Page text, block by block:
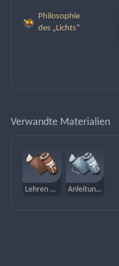
Philosophie
des „Lichts“
Verwandte Materialien
Lehren des „Lichts“ Anleitung zum „Licht“